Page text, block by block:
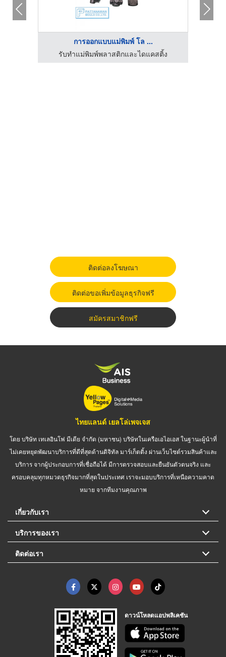
การออกแบบแม่พิมพ์ โล ...
รับทำแม่พิมพ์พลาสติกและไดแคสติ้ง
ติดต่อลงโฆษณา
ติดต่อขอเพิ่มข้อมูลธุรกิจฟรี
สมัครสมาชิกฟรี
ไทยแลนด์ เยลโล่เพจเจส
โดย บริษัท เทเลอินโฟ มีเดีย จำกัด (มหาชน) บริษัทในเครือเอไอเอส ในฐานะผู้นำที่
ไม่เคยหยุดพัฒนาบริการที่ดีที่สุดด้านดิจิทัล มาร์เก็ตติ้ง ผ่านเว็บไซต์รวมสินค้าและ
บริการ จากผู้ประกอบการที่เชื่อถือได้ มีการตรวจสอบและยืนยันตัวตนจริง และ
ครอบคลุมทุกหมวดธุรกิจมากที่สุดในประเทศ เราจะมอบบริการที่เหนือความคาด
หมาย จากทีมงานคุณภาพ
เกี่ยวกับเรา
บริการของเรา
ติดต่อเรา
ดาวน์โหลดแอปพลิเคชัน